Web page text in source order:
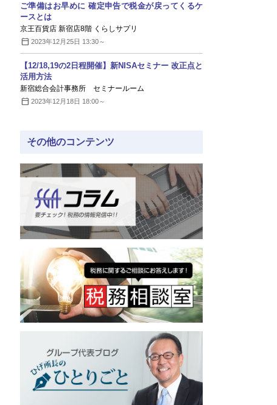
ご準備はお早めに 確定申告で税金が戻ってくるケ
ースとは
京王百貨店 新宿店8階 くらしサプリ
2023年12月25日 13:30～
【12/18,19の2日程開催】新NISAセミナー 改正点と
活用方法
新宿総合会計事務所 セミナールーム
2023年12月18日 18:00～
その他のコンテンツ